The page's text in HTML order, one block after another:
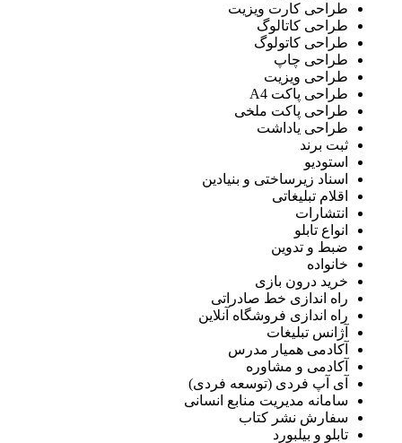
طراحی کارت ویزیت
طراحی کاتالوگ
طراحی کاتولوگ
طراحی چاپ
طراحی ویزیت
طراحی پاکت A4
طراحی پاکت ملخی
طراحی یاداشت
ثبت برند
استودیو
اسناد زیرساختی و بنیادین
اقلام تبلیغاتی
انتشارات
انواع تابلو
ضبط و تدوین
خانواده
خرید درون بازی
راه اندازی خط صادراتی
راه اندازی فروشگاه آنلاین
آژانس تبلیغات
آکادمی همیار مدرس
آکادمی و مشاوره
آی آپ فردی (توسعه فردی)
سامانه مدیریت منابع انسانی
سفارش نشر کتاب
تابلو و بیلبورد